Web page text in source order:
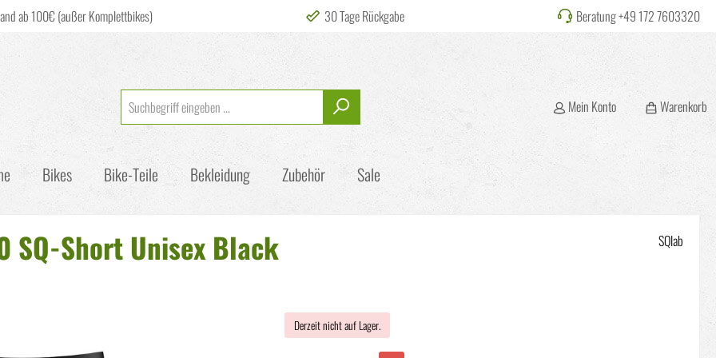
ab 100€ (außer Komplettbikes) 30 Tage Rückgabe Beratung +49 172 7603320
Mein Konto Warenkorb
Bikes Bike-Teile Bekleidung Zubehör Sale
SQ-Short Unisex Black SQlab
Derzeit nicht auf Lager.